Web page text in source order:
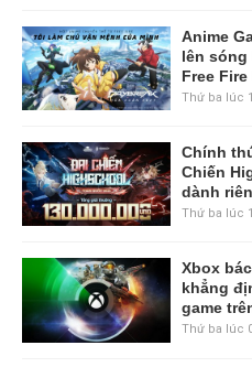
Anime
lên sóng
Free
Thứ ba lúc
Chính
Chiến
dành
Thứ ba lúc
Xbox
khẳng
game
Thứ ba lúc